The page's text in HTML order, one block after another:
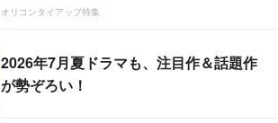
オリコンタイアップ特集
2026年7月夏ドラマも、注目作＆話題作
が勢ぞろい！